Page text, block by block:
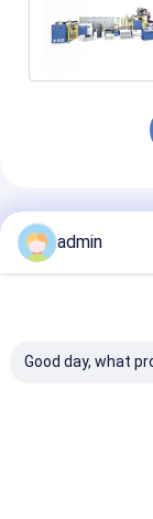
अनुशंसित उत्पाद
admin
Good day, what